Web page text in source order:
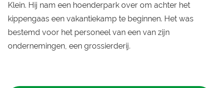
Klein. Hij nam een hoenderpark over om achter het
kippengaas een vakantiekamp te beginnen. Het was
bestemd voor het personeel van een van zijn
ondernemingen, een grossierderij.